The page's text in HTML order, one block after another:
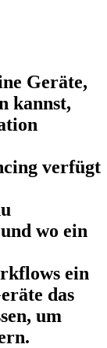
Geräte,
kannst,
verfügt
wo ein
ein
das
um